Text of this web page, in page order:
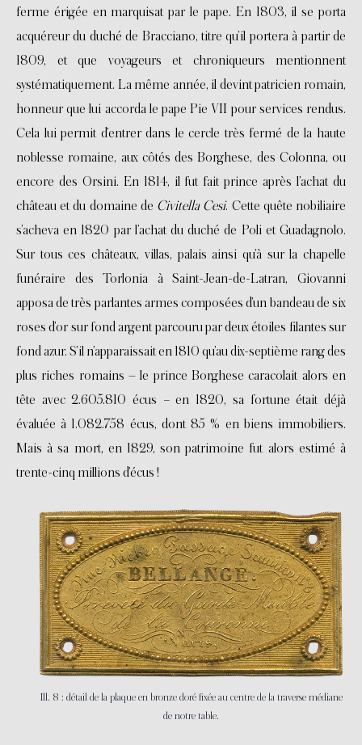
ferme érigée en marquisat par le pape. En 1803, il se porta
acquéreur du duché de Bracciano, titre qu’il portera à partir de
1809, et que voyageurs et chroniqueurs mentionnent
systématiquement. La même année, il devint patricien romain,
honneur que lui accorda le pape Pie VII pour services rendus.
Cela lui permit d’entrer dans le cercle très fermé de la haute
noblesse romaine, aux côtés des Borghese, des Colonna, ou
encore des Orsini. En 1814, il fut fait prince après l’achat du
château et du domaine de Civitella Cesi. Cette quête nobiliaire
s’acheva en 1820 par l’achat du duché de Poli et Guadagnolo.
Sur tous ces châteaux, villas, palais ainsi qu’à sur la chapelle
funéraire des Torlonia à Saint-Jean-de-Latran, Giovanni
apposa de très parlantes armes composées d’un bandeau de six
roses d’or sur fond argent parcouru par deux étoiles filantes sur
fond azur. S’il n’apparaissait en 1810 qu’au dix-septième rang des
plus riches romains – le prince Borghese caracolait alors en
tête avec 2.605.810 écus − en 1820, sa fortune était déjà
évaluée à 1.082.758 écus, dont 85 % en biens immobiliers.
Mais à sa mort, en 1829, son patrimoine fut alors estimé à
trente-cinq millions d’écus !
Ill. 8 : détail de la plaque en bronze doré fixée au centre de la traverse médiane
de notre table.